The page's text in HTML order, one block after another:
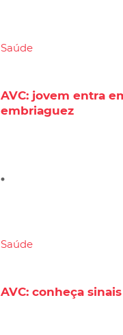
Saúde
AVC: jovem entra
embriaguez
Saúde
AVC: conheça